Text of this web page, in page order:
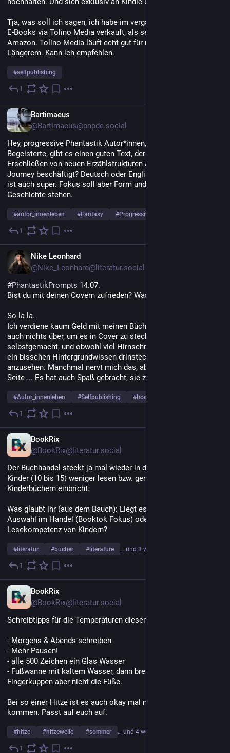
Tja, was soll ich sagen, ich habe im vergangenen Monat mehr
E-Books via Tolino Media verkauft, als seit Monaten auf
Amazon. Tolino Media läuft echt gut für mich, schon seit
Längerem. Kann ich empfehlen.
#selfpublishing
1
Bartimaeus
@Bartimaeus@pnpde.social
Hey, progressive Phantastik Autor*innen, Lesende und
Begeisterte, gibt es einen guten Text, der sich mit dem
Erschließen von neuen Erzählstrukturen abseits der Hero-
Journey beschäftigt? Deutsch oder Englisch ist egal. Interview
ist auch super. Fokus soll aber Form und Struktur von Plot und
Geschichte stehen.
#autor_innenleben #Fantasy #ProgressivPhantastik
1
Nike Leonhard
@Nike_Leonhard@literatur.social
#PhantastikPrompts 14.07.
Bist du mit deinen Covern zufrieden? Was könnte besser sein?
So la la.
Ich verdiene kaum Geld mit meinen Büchern, und hatte bisher
auch nichts über, um es in Cover zu stecken. Deshalb sind sie
selbstgemacht, und obwohl viel Hirnschmalz, Fleiß und auch
ein bisschen Hintergrundwissen drinsteckt, ist ihnen das auch
anzusehen. Manchmal nervt mich das, aber auf der anderen
Seite ... Es hat auch Spaß gebracht, sie zu entwerfen.
#Autor_innenleben #Selfpublishing #books
1
BookRix
@BookRix@literatur.social
Der Buchhandel steckt ja mal wieder in der Krise. Diesmal weil
Kinder (10 bis 15) weniger lesen bzw. generell der Verkauf von
Kinderbüchern einbricht.
Was glaubt ihr (aus dem Bauch): Liegt es an der zugespitzten
Auswahl im Handel (Booktok Fokus) oder an rapide sinkender
Lesekompetenz von Kindern?
#literatur #bucher #literature … und 3 weitere
1
BookRix
@BookRix@literatur.social
Schreibtipps für die Temperaturen dieser Woche:
- Morgens & Abends schreiben
- Mehr Pausen!
- alle 500 Zeichen ein Glas Wasser
- Fußwanne mit kaltem Wasser, dann brennen nur die
Fingerkuppen aber nicht die Füße.
Bei so einer Hitze ist es auch okay mal nicht vorwärts zu
kommen. Passt auf euch auf.
#hitze #hitzewelle #sommer … und 4 weitere
1